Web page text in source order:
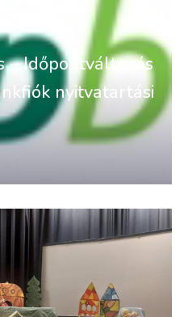
– Időpontváltozás
nyitvatartási